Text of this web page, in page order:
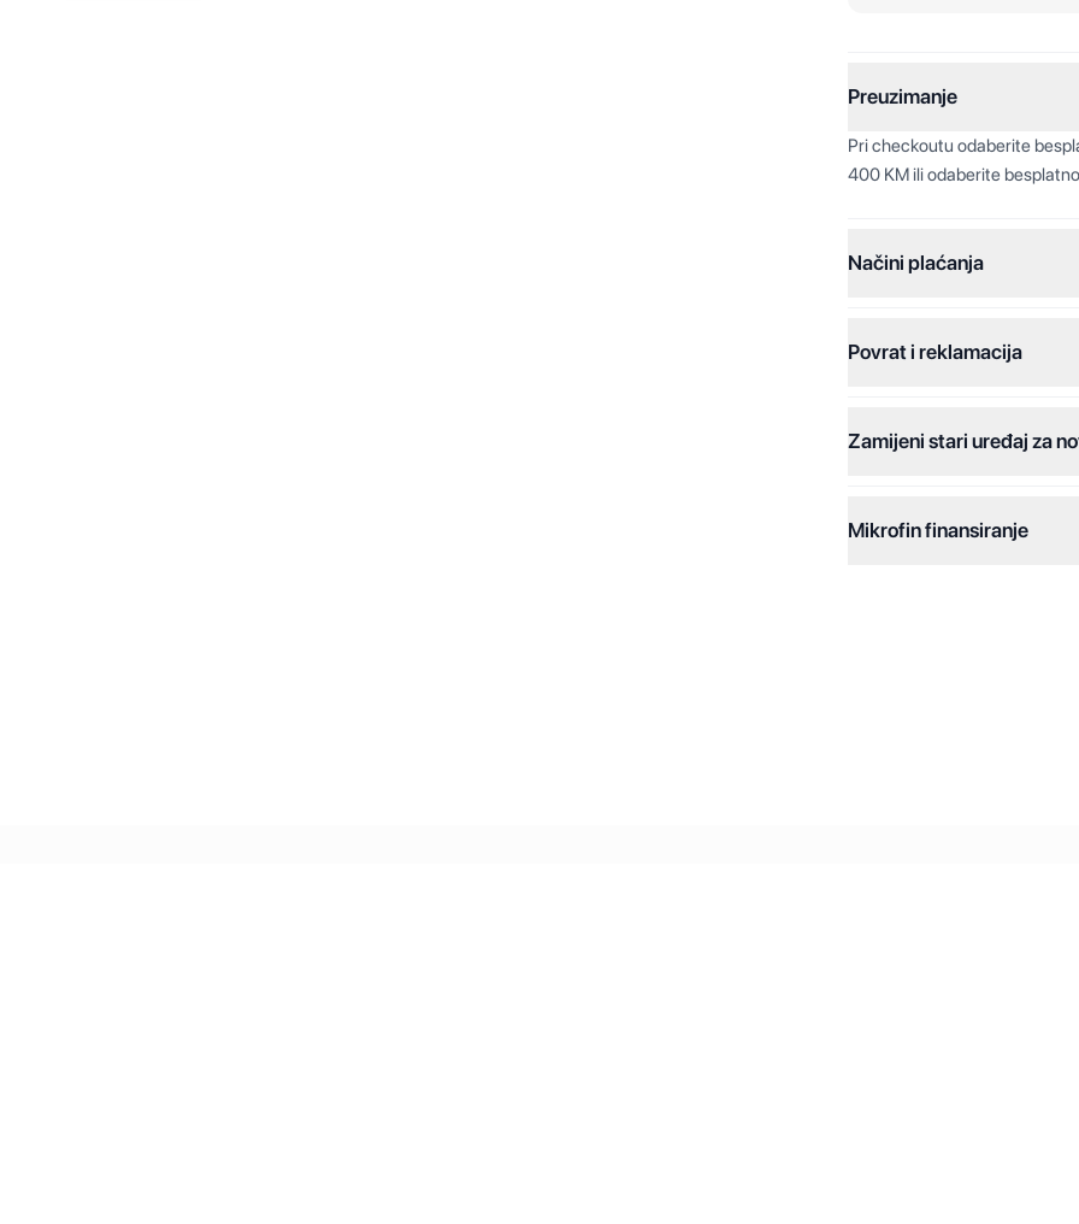
Preuzimanje
Pri checkoutu odaberite
400 KM ili odaberite
Načini plaćanja
Jednokratna plaćanja:
Dodatne opcije:
Online plaćanje na rate:
Povrat i reklamacija
Zamijeni stari uređaj za
Mikrofin finansiranje